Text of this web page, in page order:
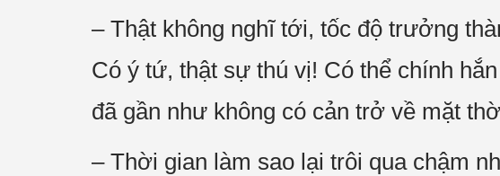
– Thật không nghĩ tới, tốc độ trưởng
Có ý tứ, thật sự thú vị! Có thể chính
đã gần như không có cản trở về mặt
– Thời gian làm sao lại trôi qua chậm